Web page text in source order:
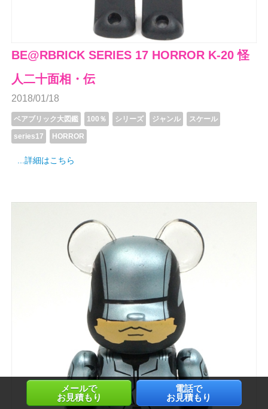
BE@RBRICK SERIES 17 HORROR K-20 怪
人二十面相・伝
2018/01/18
ベアブリック大図鑑 100％ シリーズ ジャンル スケール
series17 HORROR
...詳細はこちら
メールで
お見積もり
電話で
お見積もり